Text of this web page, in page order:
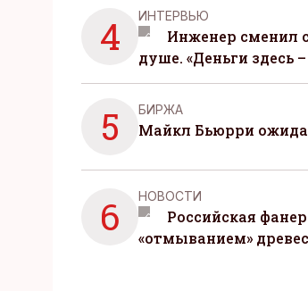
4 ИНТЕРВЬЮ
Инженер сменил
душе. «Деньги здесь
5 БИРЖА
Майкл Бьюрри
6 НОВОСТИ
Российская
«отмыванием»